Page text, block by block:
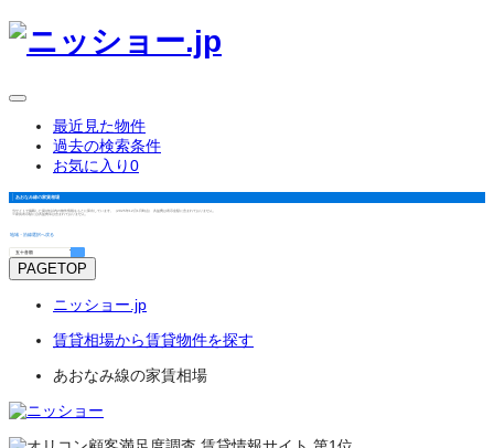
最近見た物件
過去の検索条件
お気に入り0
あおなみ線の家賃相場
当サイトで掲載した築3年以内の物件情報をもとに算出しています。（2025年12月1日時点） 共益費は表示金額に含まれておりません。
※家賃表示額には共益費等は含まれておりません。
地域・沿線選択へ戻る
PAGETOP
ニッショー.jp
賃貸相場から賃貸物件を探す
あおなみ線の家賃相場